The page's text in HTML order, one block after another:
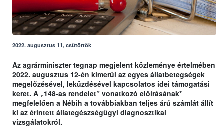
2022. augusztus 11, csütörtök
Az agrárminiszter tegnap megjelent közleménye értelmében
2022. augusztus 12-én kimerül az egyes állatbetegségek
megelőzésével, leküzdésével kapcsolatos idei támogatási
keret. A „148-as rendelet” vonatkozó előírásának*
megfelelően a Nébih a továbbiakban teljes árú számlát állít
ki az érintett állategészségügyi diagnosztikai
vizsgálatokról.